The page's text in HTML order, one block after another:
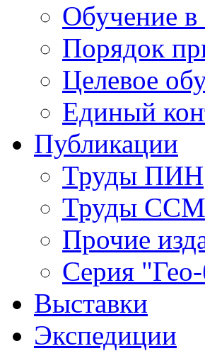
Обучение в
Порядок
Целевое
Единый
Публикации
Труды ПИН
Труды
Прочие
Серия
Выставки
Экспедиции